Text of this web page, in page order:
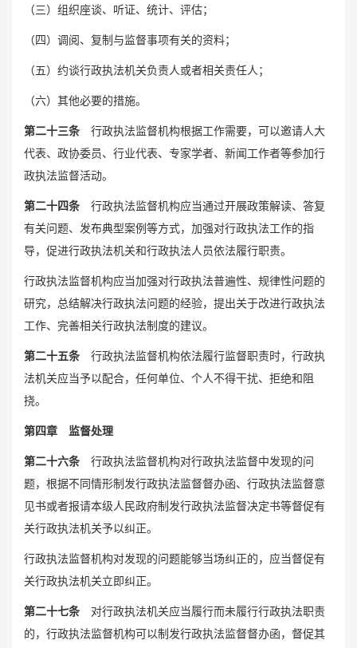
（三）组织座谈、听证、统计、评估；
（四）调阅、复制与监督事项有关的资料；
（五）约谈行政执法机关负责人或者相关责任人；
（六）其他必要的措施。
第二十三条 行政执法监督机构根据工作需要，可以邀请人大
代表、政协委员、行业代表、专家学者、新闻工作者等参加行
政执法监督活动。
第二十四条 行政执法监督机构应当通过开展政策解读、答复
有关问题、发布典型案例等方式，加强对行政执法工作的指
导，促进行政执法机关和行政执法人员依法履行职责。
行政执法监督机构应当加强对行政执法普遍性、规律性问题的
研究，总结解决行政执法问题的经验，提出关于改进行政执法
工作、完善相关行政执法制度的建议。
第二十五条 行政执法监督机构依法履行监督职责时，行政执
法机关应当予以配合，任何单位、个人不得干扰、拒绝和阻
挠。
第四章 监督处理
第二十六条 行政执法监督机构对行政执法监督中发现的问
题，根据不同情形制发行政执法监督督办函、行政执法监督意
见书或者报请本级人民政府制发行政执法监督决定书等督促有
关行政执法机关予以纠正。
行政执法监督机构对发现的问题能够当场纠正的，应当督促有
关行政执法机关立即纠正。
第二十七条 对行政执法机关应当履行而未履行行政执法职责
的，行政执法监督机构可以制发行政执法监督督办函，督促其